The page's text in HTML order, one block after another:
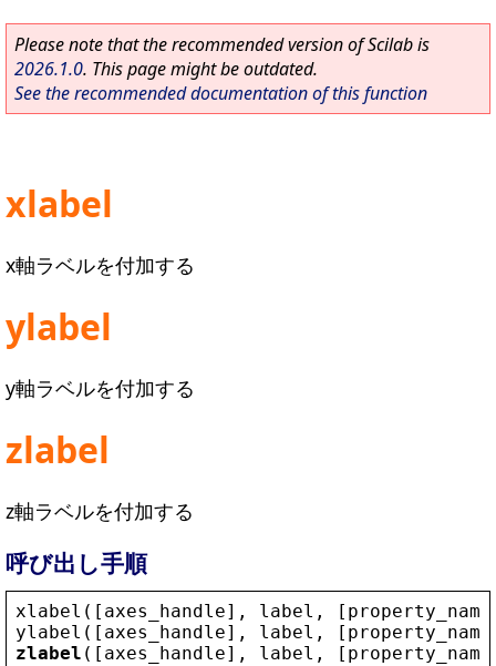
Please note that the recommended version of Scilab is
2026.1.0. This page might be outdated.
See the recommended documentation of this function
xlabel
x軸ラベルを付加する
ylabel
y軸ラベルを付加する
zlabel
z軸ラベルを付加する
呼び出し手順
xlabel ([ axes_handle], label , [ property_name
ylabel ([ axes_handle], label , [ property_name
zlabel ([ axes_handle], label , [ property_name